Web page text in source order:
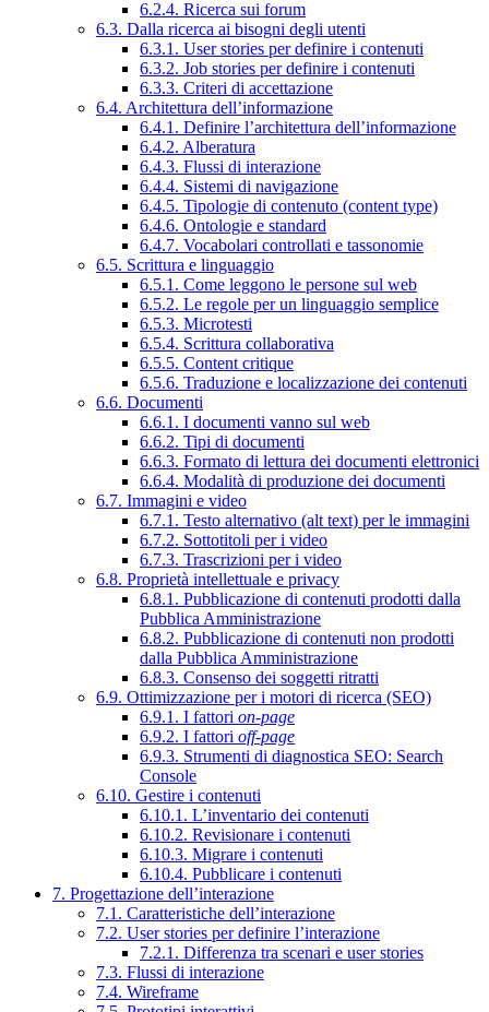
6.2.4. Ricerca sui forum
6.3. Dalla ricerca ai bisogni degli utenti
6.3.1. User stories per definire i contenuti
6.3.2. Job stories per definire i contenuti
6.3.3. Criteri di accettazione
6.4. Architettura dell’informazione
6.4.1. Definire l’architettura dell’informazione
6.4.2. Alberatura
6.4.3. Flussi di interazione
6.4.4. Sistemi di navigazione
6.4.5. Tipologie di contenuto (content type)
6.4.6. Ontologie e standard
6.4.7. Vocabolari controllati e tassonomie
6.5. Scrittura e linguaggio
6.5.1. Come leggono le persone sul web
6.5.2. Le regole per un linguaggio semplice
6.5.3. Microtesti
6.5.4. Scrittura collaborativa
6.5.5. Content critique
6.5.6. Traduzione e localizzazione dei contenuti
6.6. Documenti
6.6.1. I documenti vanno sul web
6.6.2. Tipi di documenti
6.6.3. Formato di lettura dei documenti elettronici
6.6.4. Modalità di produzione dei documenti
6.7. Immagini e video
6.7.1. Testo alternativo (alt text) per le immagini
6.7.2. Sottotitoli per i video
6.7.3. Trascrizioni per i video
6.8. Proprietà intellettuale e privacy
6.8.1. Pubblicazione di contenuti prodotti dalla
Pubblica Amministrazione
6.8.2. Pubblicazione di contenuti non prodotti
dalla Pubblica Amministrazione
6.8.3. Consenso dei soggetti ritratti
6.9. Ottimizzazione per i motori di ricerca (SEO)
6.9.1. I fattori on-page
6.9.2. I fattori off-page
6.9.3. Strumenti di diagnostica SEO: Search
Console
6.10. Gestire i contenuti
6.10.1. L’inventario dei contenuti
6.10.2. Revisionare i contenuti
6.10.3. Migrare i contenuti
6.10.4. Pubblicare i contenuti
7. Progettazione dell’interazione
7.1. Caratteristiche dell’interazione
7.2. User stories per definire l’interazione
7.2.1. Differenza tra scenari e user stories
7.3. Flussi di interazione
7.4. Wireframe